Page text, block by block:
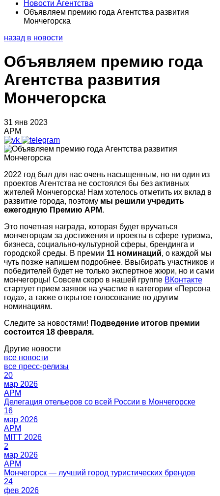
Новости Агентства
Объявляем премию года Агентства развития
Мончегорска
назад в новости
Объявляем премию года
Агентства развития
Мончегорска
31 янв 2023
АРМ
2022 год был для нас очень насыщенным, но ни один из
проектов Агентства не состоялся бы без активных
жителей Мончегорска! Нам хотелось отметить их вклад в
развитие города, поэтому мы решили учредить
ежегодную Премию АРМ.
Это почетная награда, которая будет вручаться
мончегорцам за достижения и проекты в сфере туризма,
бизнеса, социально-культурной сферы, брендинга и
городской среды. В премии 11 номинаций, о каждой мы
чуть позже напишем подробнее. Ввыбирать участников и
победителей будет не только экспертное жюри, но и сами
мончегорцы! Совсем скоро в нашей группе ВКонтакте
стартует прием заявок на участие в категории «Персона
года», а также открытое голосование по другим
номинациям.
Следите за новостями! Подведение итогов премии
состоится 18 февраля.
Другие новости
все новости
все пресс-релизы
20
мар 2026
АРМ
Делегация отельеров со всей России в Мончегорске
16
мар 2026
АРМ
MITT 2026
2
мар 2026
АРМ
Мончегорск — лучший город туристических брендов
24
фев 2026